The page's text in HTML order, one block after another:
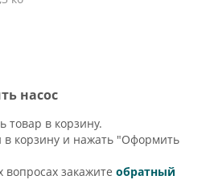
насос
товар в корзину.
в корзину и нажать "Оформить
закажитеобратный